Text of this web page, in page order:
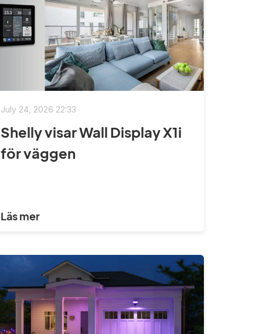
July 24, 2026 22:33
Shelly visar Wall Display X1i
för väggen
Läs mer